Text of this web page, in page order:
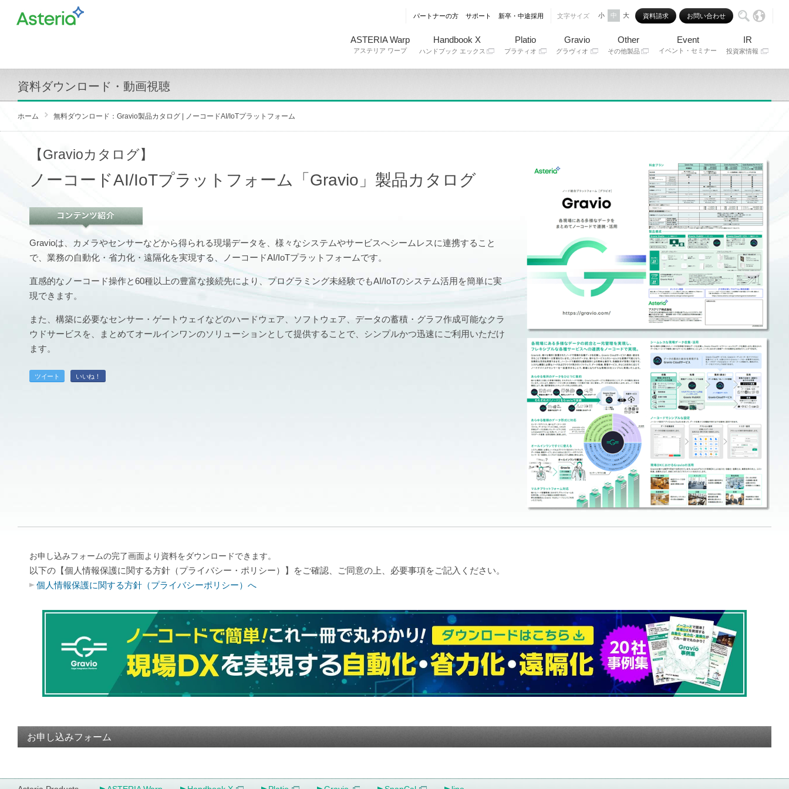
パートナーの方 サポート 新卒・中途採用 文字サイズ 小 中 大 資料請求 お問い合わせ
ASTERIA Warp
アステリア ワープ
Handbook X
ハンドブック エックス
Platio
プラティオ
Gravio
グラヴィオ
Other
その他製品
Event
イベント・セミナー
IR
投資家情報
資料ダウンロード・動画視聴
ホーム 無料ダウンロード：Gravio製品カタログ | ノーコードAI/IoTプラットフォーム
【Gravioカタログ】
ノーコードAI/IoTプラットフォーム「Gravio」製品カタログ
Gravioは、カメラやセンサーなどから得られる現場データを、様々なシステムやサービスへシームレスに連携すること
で、業務の自動化・省力化・遠隔化を実現する、ノーコードAI/IoTプラットフォームです。
直感的なノーコード操作と60種以上の豊富な接続先により、プログラミング未経験でもAI/IoTのシステム活用を簡単に実
現できます。
また、構築に必要なセンサー・ゲートウェイなどのハードウェア、ソフトウェア、データの蓄積・グラフ作成可能なクラ
ウドサービスを、まとめてオールインワンのソリューションとして提供することで、シンプルかつ迅速にご利用いただけ
ます。
ツイート いいね！
お申し込みフォームの完了画面より資料をダウンロードできます。
以下の【個人情報保護に関する方針（プライバシー・ポリシー）】をご確認、ご同意の上、必要事項をご記入ください。
個人情報保護に関する方針（プライバシーポリシー）へ
お申し込みフォーム